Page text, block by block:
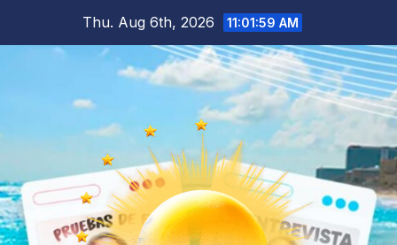
Thu. Aug 6th, 2026 11:02:00 AM